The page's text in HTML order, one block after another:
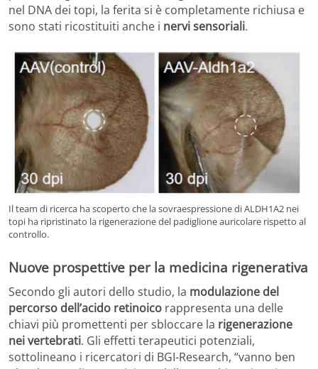
nel DNA dei topi, la ferita si è completamente richiusa e
sono stati ricostituiti anche i nervi sensoriali.
Il team di ricerca ha scoperto che la sovraespressione di ALDH1A2 nei
topi ha ripristinato la rigenerazione del padiglione auricolare rispetto al
controllo.
Nuove prospettive per la medicina rigenerativa
Secondo gli autori dello studio, la modulazione del
percorso dell’acido retinoico rappresenta una delle
chiavi più promettenti per sbloccare la rigenerazione
nei vertebrati. Gli effetti terapeutici potenziali,
sottolineano i ricercatori di BGI-Research, “vanno ben